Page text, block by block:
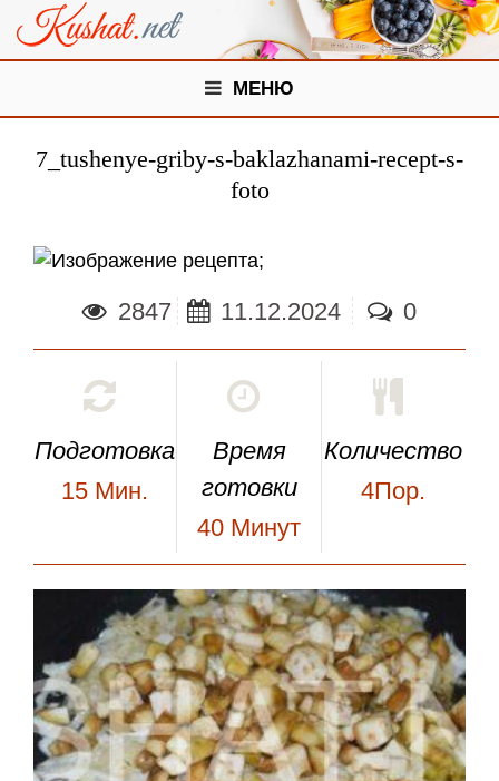
МЕНЮ
7_tushenye-griby-s-baklazhanami-recept-s-
foto
;
2847 11.12.2024 0
Подготовка
15 Мин.
Время
готовки
40 Минут
Количество
4Пор.